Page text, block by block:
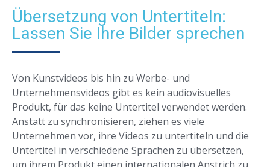
Übersetzung von Untertiteln:
Lassen Sie Ihre Bilder sprechen
Von Kunstvideos bis hin zu Werbe- und
Unternehmensvideos gibt es kein audiovisuelles
Produkt, für das keine Untertitel verwendet werden.
Anstatt zu synchronisieren, ziehen es viele
Unternehmen vor, ihre Videos zu untertiteln und die
Untertitel in verschiedene Sprachen zu übersetzen,